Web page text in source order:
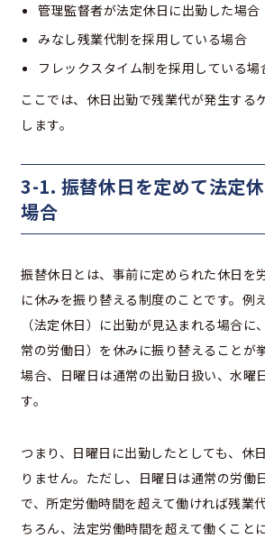
管理監督者が法定休日に出勤した場合
みなし残業代制を採用している場合
フレックスタイム制を採用している場
ここでは、休日出勤で残業代が発生する
します。
3-1. 振替休日を定めて法定
場合
振替休日とは、事前に定められた休日を
に休みを振り替える制度のことです。例
（法定休日）に出勤が見込まれる場合に
常の労働日）を休みに振り替えることが
場合、日曜日は通常の出勤日扱い、水曜
す。
つまり、日曜日に出勤したとしても、休
りません。ただし、日曜日は通常の労働
で、所定労働時間を超えて働ければ残業
ちろん、法定労働時間を超えて働くこと